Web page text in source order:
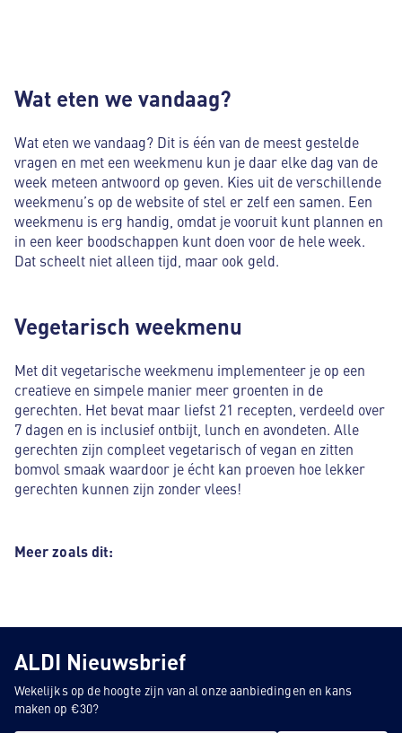
Wat eten we vandaag?
Wat eten we vandaag? Dit is één van de meest gestelde
vragen en met een weekmenu kun je daar elke dag van de
week meteen antwoord op geven. Kies uit de verschillende
weekmenu’s op de website of stel er zelf een samen. Een
weekmenu is erg handig, omdat je vooruit kunt plannen en
in een keer boodschappen kunt doen voor de hele week.
Dat scheelt niet alleen tijd, maar ook geld.
Vegetarisch weekmenu
Met dit vegetarische weekmenu implementeer je op een
creatieve en simpele manier meer groenten in de
gerechten. Het bevat maar liefst 21 recepten, verdeeld over
7 dagen en is inclusief ontbijt, lunch en avondeten. Alle
gerechten zijn compleet vegetarisch of vegan en zitten
bomvol smaak waardoor je écht kan proeven hoe lekker
gerechten kunnen zijn zonder vlees!
Meer zoals dit:
ALDI Nieuwsbrief
Wekelijks op de hoogte zijn van al onze aanbiedingen en kans
maken op €30?